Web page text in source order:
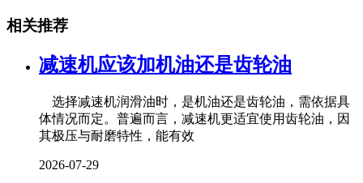
相关推荐
减速机应该加机油还是齿轮油
选择减速机润滑油时，是机油还是齿轮油，需依据具
体情况而定。普遍而言，减速机更适宜使用齿轮油，因
其极压与耐磨特性，能有效
2026-07-29